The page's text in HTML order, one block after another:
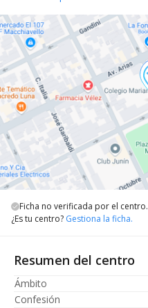
Ficha no verificada por el centro.
¿Es tu centro? Gestiona la ficha.
Resumen del centro
Ámbito
Confesión